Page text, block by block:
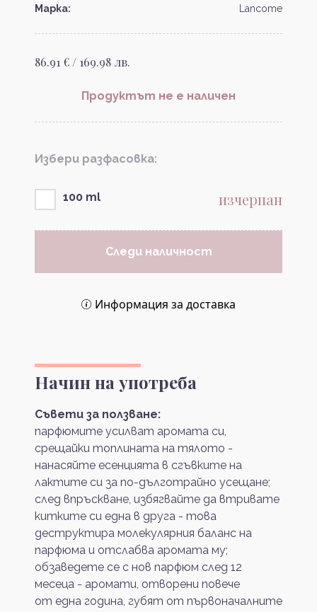
Марка: Lancome
86.91 € / 169.98 лв.
Продуктът не е наличен
Избери разфасовка:
100 ml изчерпан
Следи наличност
Информация за доставка
Начин на употреба
Съвети за ползване:
парфюмите усилват аромата си,
срещайки топлината на тялото -
нанасяйте есенцията в сгъвките на
лактите си за по-дълготрайно усещане;
след впръскване, избягвайте да втривате
китките си една в друга - това
деструктира молекулярния баланс на
парфюма и отслабва аромата му;
обзаведете се с нов парфюм след 12
месеца - аромати, отворени повече
от една година, губят от първоначалните